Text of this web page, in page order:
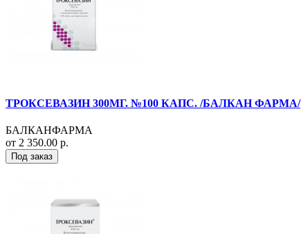
ТРОКСЕВАЗИН 300МГ. №100 КАПС. /БАЛКАН ФАРМА/
БАЛКАНФАРМА
от 2 350.00 р.
Под заказ